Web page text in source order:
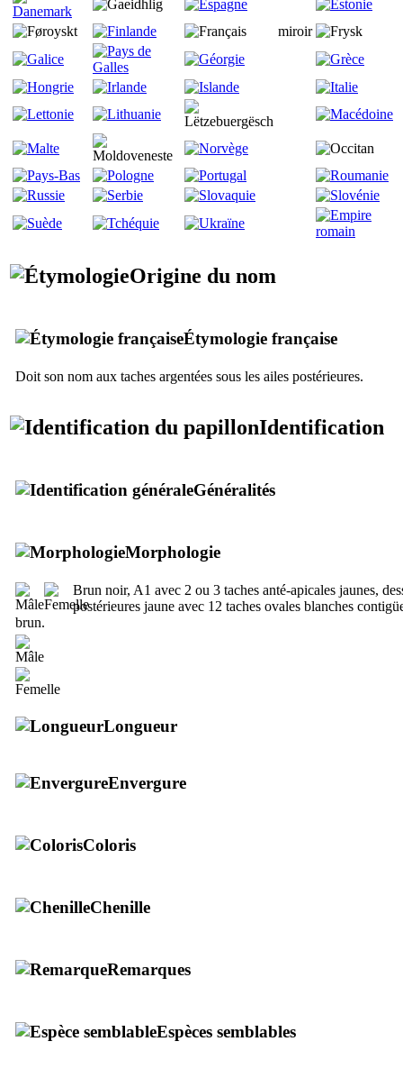
miroir
Origine du nom
Étymologie française
Doit son nom aux taches argentées sous les ailes postérieures.
Identification
Généralités
Morphologie
Brun noir, A1 avec 2 ou 3 taches anté-apicales jaunes,
postérieures jaune avec 12 taches ovales blanches
brun.
Longueur
Envergure
Coloris
Chenille
Remarques
Espèces semblables